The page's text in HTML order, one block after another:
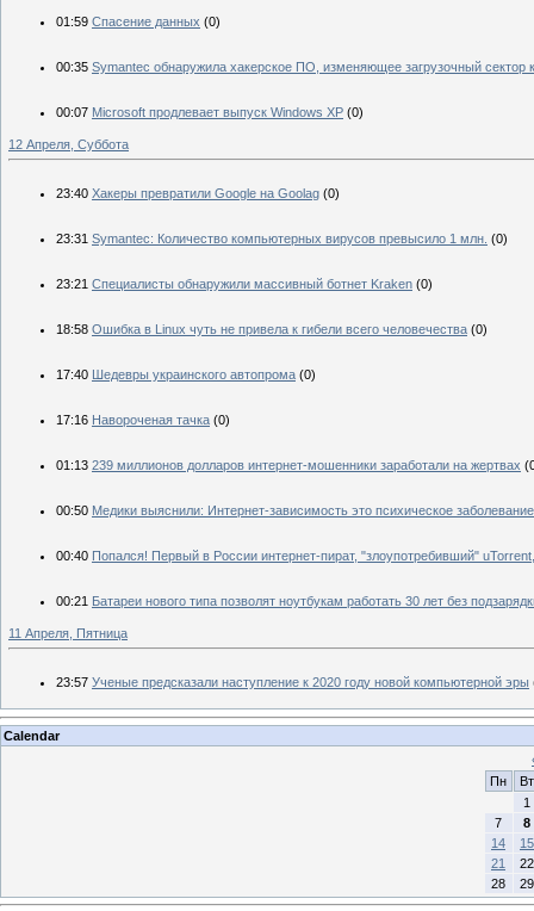
01:59 Спасение данных (0)
00:35 Symantec обнаружила хакерское ПО, изменяющее загрузочный сектор
00:07 Microsoft продлевает выпуск Windows XP (0)
12 Апреля, Суббота
23:40 Хакеры превратили Google на Goolag (0)
23:31 Symantec: Количество компьютерных вирусов превысило 1 млн. (0)
23:21 Специалисты обнаружили массивный ботнет Kraken (0)
18:58 Ошибка в Linux чуть не привела к гибели всего человечества (0)
17:40 Шедевры украинского автопрома (0)
17:16 Навороченая тачка (0)
01:13 239 миллионов долларов интернет-мошенники заработали на жертвах
00:50 Медики выяснили: Интернет-зависимость это психическое заболевание
00:40 Попался! Первый в России интернет-пират, "злоупотребивший"
00:21 Батареи нового типа позволят ноутбукам работать 30 лет без
11 Апреля, Пятница
23:57 Ученые предсказали наступление к 2020 году новой компьютерной эры
Calendar
Пн
Вт
1
7
8
14
15
21
22
28
29